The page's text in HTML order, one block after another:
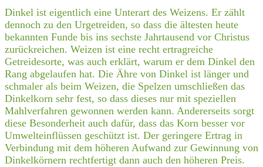
Dinkel ist eigentlich eine Unterart des Weizens. Er zählt
dennoch zu den Urgetreiden, so dass die ältesten heute
bekannten Funde bis ins sechste Jahrtausend vor Christus
zurückreichen. Weizen ist eine recht ertragreiche
Getreidesorte, was auch erklärt, warum er dem Dinkel den
Rang abgelaufen hat. Die Ähre von Dinkel ist länger und
schmaler als beim Weizen, die Spelzen umschließen das
Dinkelkorn sehr fest, so dass dieses nur mit speziellen
Mahlverfahren gewonnen werden kann. Andererseits sorgt
diese Besonderheit auch dafür, dass das Korn besser vor
Umwelteinflüssen geschützt ist. Der geringere Ertrag in
Verbindung mit dem höheren Aufwand zur Gewinnung von
Dinkelkörnern rechtfertigt dann auch den höheren Preis.